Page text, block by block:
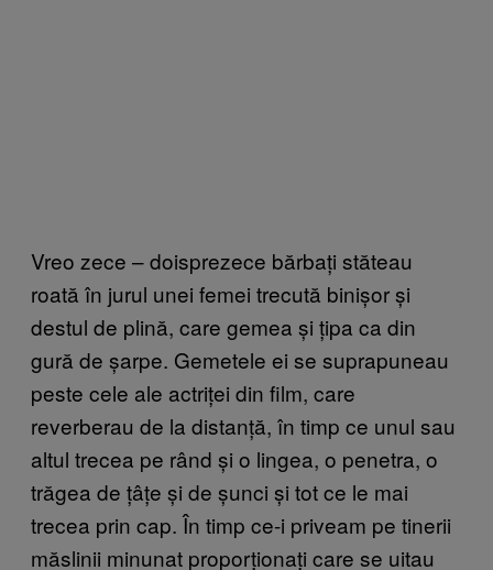
Vreo zece – doisprezece bărbați stăteau
roată în jurul unei femei trecută binișor și
destul de plină, care gemea și țipa ca din
gură de șarpe. Gemetele ei se suprapuneau
peste cele ale actriței din film, care
reverberau de la distanță, în timp ce unul sau
altul trecea pe rând și o lingea, o penetra, o
trăgea de țâțe și de șunci și tot ce le mai
trecea prin cap. În timp ce-i priveam pe tinerii
măslinii minunat proporționați care se uitau